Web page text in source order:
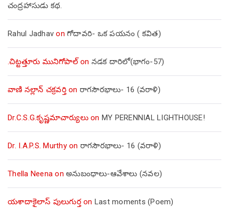
చంద్రహాసుడు కథ.
Rahul Jadhav on గోదావరి- ఒక పయనం ( కవిత)
.చిట్టత్తూరు మునిగోపాల్on నడక దారిలో(భాగం-57)
వాణి నల్లాన్ చక్రవర్తిon రాగసౌరభాలు- 16 (వరాళి)
Dr.C.S.G.కృష్ణమాచార్యులుon MY PERENNIAL LIGHTHOUSE!
Dr. I.A.P.S. Murthyon రాగసౌరభాలు- 16 (వరాళి)
Thella Neena on అనుబంధాలు-ఆవేశాలు (నవల)
యశాదాకైలాస్ పులుగుర్తon Last moments (Poem)